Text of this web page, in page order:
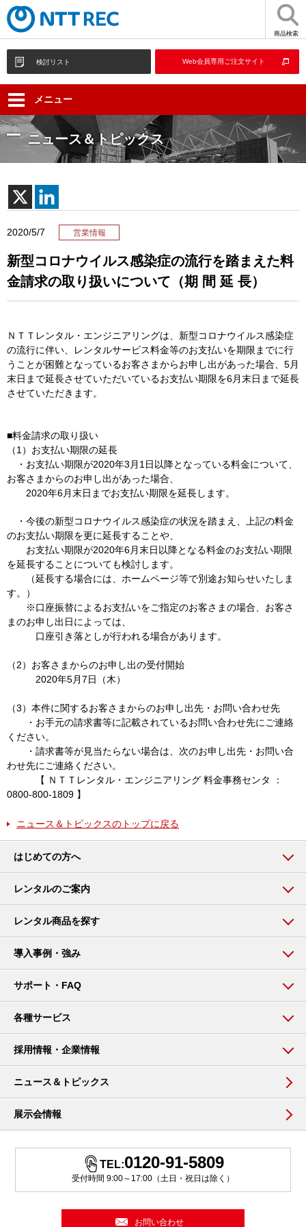
商品検索
検討リスト Web会員専用ご注文サイト
メニュー
ニュース＆トピックス
2020/5/7 営業情報
新型コロナウイルス感染症の流行を踏まえた料
金請求の取り扱いについて（期 間 延 長）
ＮＴＴレンタル・エンジニアリングは、新型コロナウイルス感染症
の流行に伴い、レンタルサービス料金等のお支払いを期限までに行
うことが困難となっているお客さまからお申し出があった場合、5月
末日まで延長させていただいているお支払い期限を6月末日まで延長
させていただきます。
■料金請求の取り扱い
（1）お支払い期限の延長
・お支払い期限が2020年3月1日以降となっている料金について、
お客さまからのお申し出があった場合、
2020年6月末日までお支払い期限を延長します。
・今後の新型コロナウイルス感染症の状況を踏まえ、上記の料金
のお支払い期限を更に延長することや、
お支払い期限が2020年6月末日以降となる料金のお支払い期限
を延長することについても検討します。
（延長する場合には、ホームページ等で別途お知らせいたしま
す。）
※口座振替によるお支払いをご指定のお客さまの場合、お客さ
まのお申し出日によっては、
口座引き落としが行われる場合があります。
（2）お客さまからのお申し出の受付開始
2020年5月7日（木）
（3）本件に関するお客さまからのお申し出先・お問い合わせ先
・お手元の請求書等に記載されているお問い合わせ先にご連絡
ください。
・請求書等が見当たらない場合は、次のお申し出先・お問い合
わせ先にご連絡ください。
【 ＮＴＴレンタル・エンジニアリング 料金事務センタ ：
0800-800-1809 】
ニュース＆トピックスのトップに戻る
はじめての方へ
レンタルのご案内
レンタル商品を探す
導入事例・強み
サポート・FAQ
各種サービス
採用情報・企業情報
ニュース＆トピックス
展示会情報
TEL:0120-91-5809
受付時間 9:00～17:00（土日・祝日は除く）
お問い合わせ